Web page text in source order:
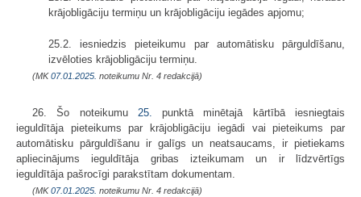
krājobligāciju termiņu un krājobligāciju iegādes apjomu;
25.2. iesniedzis pieteikumu par automātisku pārguldīšanu,
izvēloties krājobligāciju termiņu.
(MK07.01.2025. noteikumu Nr. 4 redakcijā)
26. Šo noteikumu 25. punktā minētajā kārtībā iesniegtais
ieguldītāja pieteikums par krājobligāciju iegādi vai pieteikums par
automātisku pārguldīšanu ir galīgs un neatsaucams, ir pietiekams
apliecinājums ieguldītāja gribas izteikumam un ir līdzvērtīgs
ieguldītāja pašrocīgi parakstītam dokumentam.
(MK07.01.2025. noteikumu Nr. 4 redakcijā)